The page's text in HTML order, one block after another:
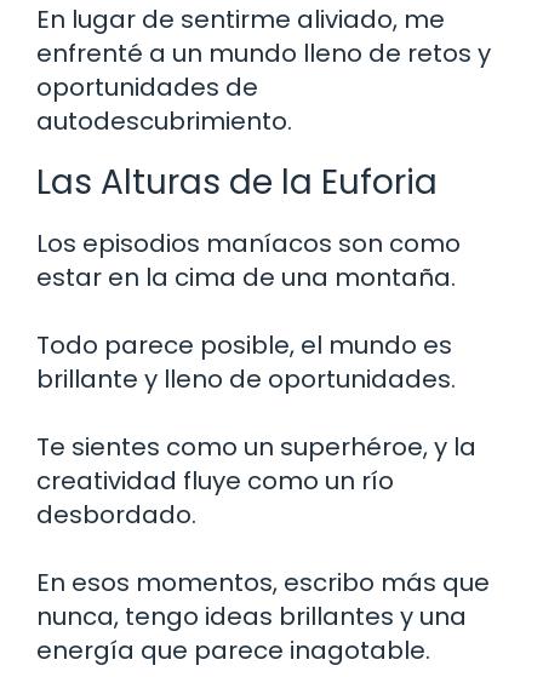
En lugar de sentirme aliviado, me
enfrenté a un mundo lleno de retos y
oportunidades de
autodescubrimiento.
Las Alturas de la Euforia
Los episodios maníacos son como
estar en la cima de una montaña.
Todo parece posible, el mundo es
brillante y lleno de oportunidades.
Te sientes como un superhéroe, y la
creatividad fluye como un río
desbordado.
En esos momentos, escribo más que
nunca, tengo ideas brillantes y una
energía que parece inagotable.